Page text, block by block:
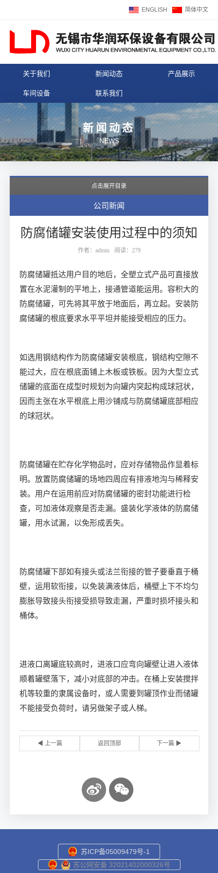
ENGLISH 简体中文
关于我们 新闻动态 产品展示
车间设备 联系我们
新闻动态
NEWS
点击展开目录
公司新闻
防腐储罐安装使用过程中的须知
作者：admin 阅读：279
防腐储罐抵达用户目的地后，全塑立式产品可直接放
置在水泥灌制的平地上，接通管道能运用。容积大的
防腐储罐，可先将其平放于地面后，再立起。安装防
腐储罐的根底要求水平平坦并能接受相应的压力。
如选用钢结构作为防腐储罐安装根底，钢结构空隙不
能过大，应在根底面铺上木板或铁板。因为大型立式
储罐的底面在成型时规划为向罐内突起构成球冠状，
因而主张在水平根底上用沙铺成与防腐储罐底部相应
的球冠状。
防腐储罐在贮存化学物品时，应对存储物品作显着标
明。放置防腐储罐的场地四周应有排液地沟与稀释安
装。用户在运用前应对防腐储罐的密封功能进行检
查，可加液体观察是否走漏。盛装化学液体的防腐储
罐，用水试漏，以免形成丢失。
防腐储罐下部如有接头或法兰衔接的管子要垂直于桶
壁，运用软衔接，以免装满液体后，桶壁上下不均匀
膨胀导致接头衔接受损导致走漏，严重时损坏接头和
桶体。
进液口离罐底较高时，进液口应弯向罐壁让进入液体
顺着罐壁落下，减小对底部的冲击。在桶上安装搅拌
机等较重的隶属设备时，或人需要到罐顶作业而储罐
不能接受负荷时，请另做架子或人梯。
◀ 上一篇 返回顶部 下一篇 ▶
苏ICP备05009479号-1
苏公网安备 32021402000326号